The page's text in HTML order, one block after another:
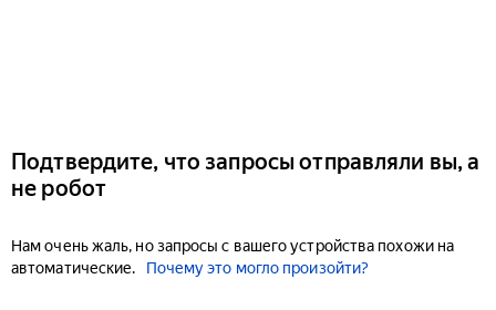
Подтвердите, что запросы отправляли вы, а
не робот
Нам очень жаль, но запросы с вашего устройства похожи на
автоматические.
Почему это могло произойти?